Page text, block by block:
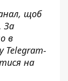
, щоб
За
в
Telegram-
на